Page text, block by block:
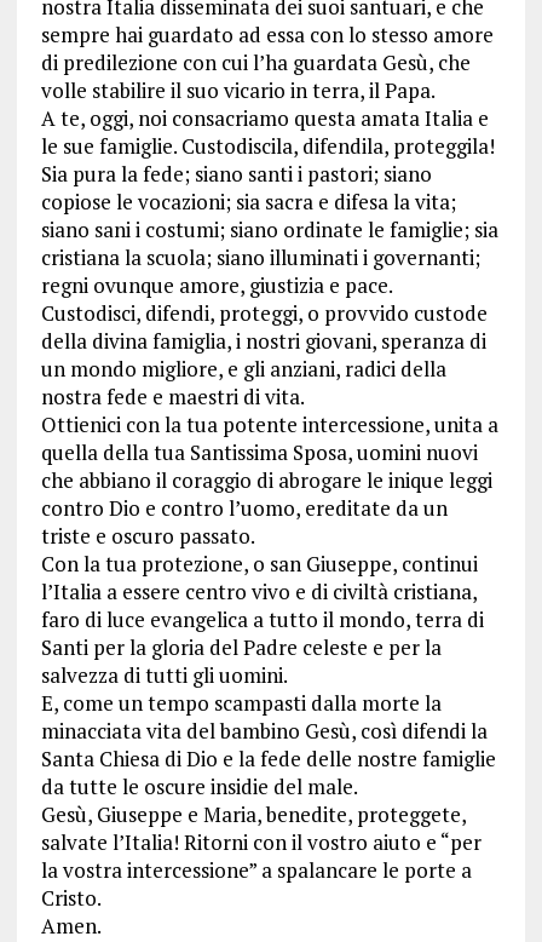
nostra Italia disseminata dei suoi santuari, e che
sempre hai guardato ad essa con lo stesso amore
di predilezione con cui l’ha guardata Gesù, che
volle stabilire il suo vicario in terra, il Papa.
A te, oggi, noi consacriamo questa amata Italia e
le sue famiglie. Custodiscila, difendila, proteggila!
Sia pura la fede; siano santi i pastori; siano
copiose le vocazioni; sia sacra e difesa la vita;
siano sani i costumi; siano ordinate le famiglie; sia
cristiana la scuola; siano illuminati i governanti;
regni ovunque amore, giustizia e pace.
Custodisci, difendi, proteggi, o provvido custode
della divina famiglia, i nostri giovani, speranza di
un mondo migliore, e gli anziani, radici della
nostra fede e maestri di vita.
Ottienici con la tua potente intercessione, unita a
quella della tua Santissima Sposa, uomini nuovi
che abbiano il coraggio di abrogare le inique leggi
contro Dio e contro l’uomo, ereditate da un
triste e oscuro passato.
Con la tua protezione, o san Giuseppe, continui
l’Italia a essere centro vivo e di civiltà cristiana,
faro di luce evangelica a tutto il mondo, terra di
Santi per la gloria del Padre celeste e per la
salvezza di tutti gli uomini.
E, come un tempo scampasti dalla morte la
minacciata vita del bambino Gesù, così difendi la
Santa Chiesa di Dio e la fede delle nostre famiglie
da tutte le oscure insidie del male.
Gesù, Giuseppe e Maria, benedite, proteggete,
salvate l’Italia! Ritorni con il vostro aiuto e “per
la vostra intercessione” a spalancare le porte a
Cristo.
Amen.